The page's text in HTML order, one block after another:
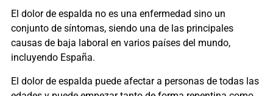
El dolor de espalda no es una enfermedad sino un
conjunto de síntomas, siendo una de las principales
causas de baja laboral en varios países del mundo,
incluyendo España.
El dolor de espalda puede afectar a personas de todas las